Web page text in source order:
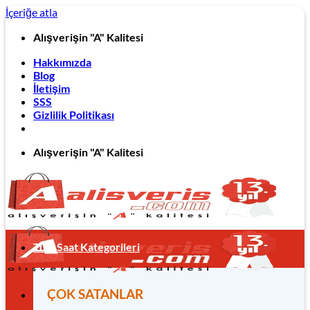
İçeriğe atla
Alışverişin "A" Kalitesi
Hakkımızda
Blog
İletişim
SSS
Gizlilik Politikası
Alışverişin "A" Kalitesi
Tüm Saat Kategorileri
ÇOK SATANLAR